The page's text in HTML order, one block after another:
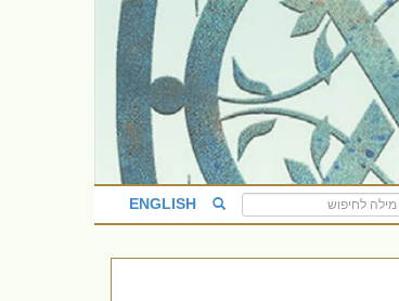
ENGLISH